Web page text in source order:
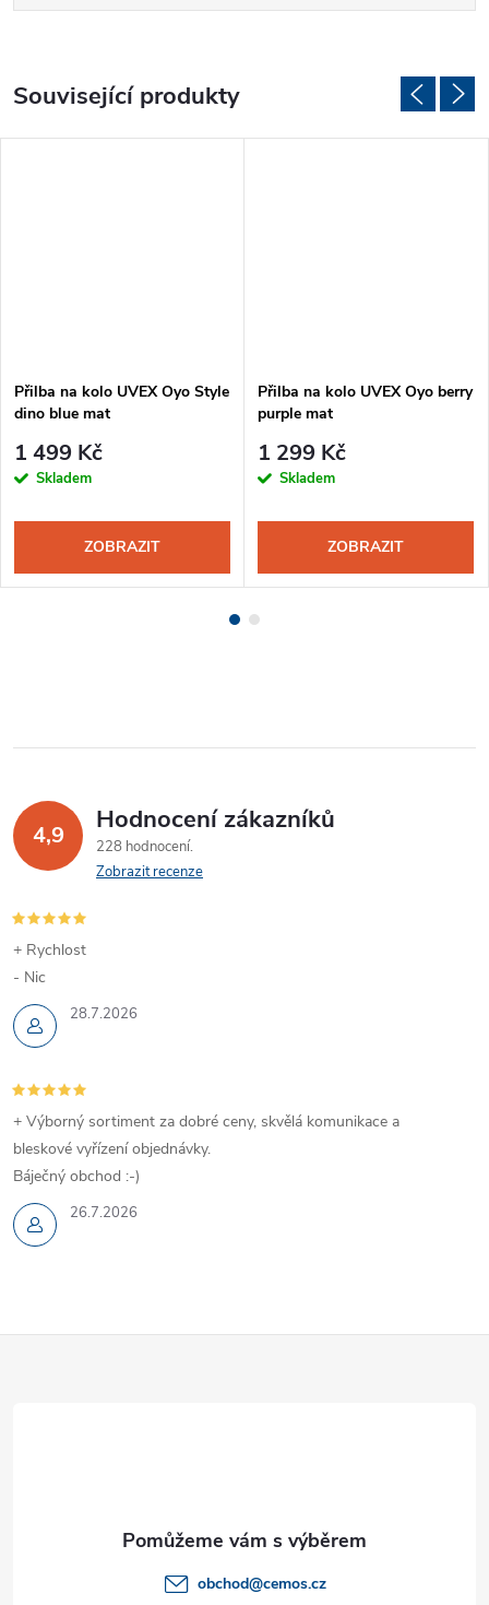
Související produkty
Přilba na kolo UVEX Oyo Style
dino blue mat
1 499 Kč
Skladem
ZOBRAZIT
Přilba na kolo UVEX Oyo berry
purple mat
1 299 Kč
Skladem
ZOBRAZIT
4,9 Hodnocení zákazníků
228 hodnocení
Zobrazit recenze
28.7.2026
+ Rychlost
- Nic
26.7.2026
+ Výborný sortiment za dobré ceny, skvělá komunikace a
bleskové vyřízení objednávky.
Báječný obchod :-)
obchod@cemos.cz